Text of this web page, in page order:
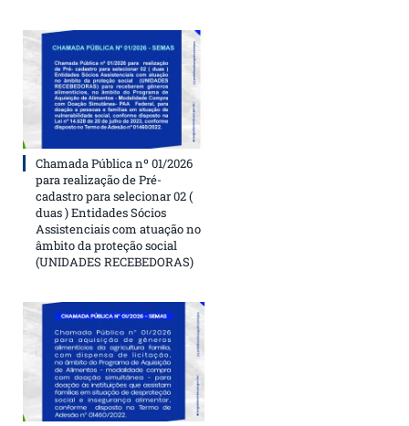
Chamada Pública nº 01/2026
para realização de Pré-
cadastro para selecionar 02 (
duas ) Entidades Sócios
Assistenciais com atuação no
âmbito da proteção social
(UNIDADES RECEBEDORAS)